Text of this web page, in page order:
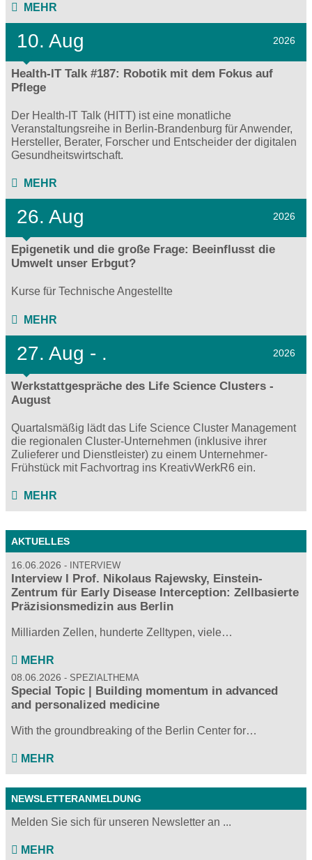
MEHR
10. Aug 2026
Health-IT Talk #187: Robotik mit dem Fokus auf
Pflege
Der Health-IT Talk (HITT) ist eine monatliche
Veranstaltungsreihe in Berlin-Brandenburg für Anwender,
Hersteller, Berater, Forscher und Entscheider der digitalen
Gesundheitswirtschaft.
MEHR
26. Aug 2026
Epigenetik und die große Frage: Beeinflusst die
Umwelt unser Erbgut?
Kurse für Technische Angestellte
MEHR
27. Aug - . 2026
Werkstattgespräche des Life Science Clusters -
August
Quartalsmäßig lädt das Life Science Cluster Management
die regionalen Cluster-Unternehmen (inklusive ihrer
Zulieferer und Dienstleister) zu einem Unternehmer-
Frühstück mit Fachvortrag ins KreativWerkR6 ein.
MEHR
AKTUELLES
16.06.2026 INTERVIEW
Interview I Prof. Nikolaus Rajewsky, Einstein-
Zentrum für Early Disease Interception: Zellbasierte
Präzisionsmedizin aus Berlin
Milliarden Zellen, hunderte Zelltypen, viele…
MEHR
08.06.2026 SPEZIALTHEMA
Special Topic | Building momentum in advanced
and personalized medicine
With the groundbreaking of the Berlin Center for…
MEHR
NEWSLETTERANMELDUNG
Melden Sie sich für unseren Newsletter an ...
MEHR